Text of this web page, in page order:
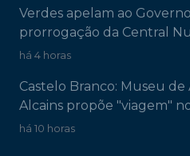
Verdes apelam ao
prorrogação da Central
há 4 horas
Castelo Branco: Museu de
Alcains propõe "viagem"
há 10 horas